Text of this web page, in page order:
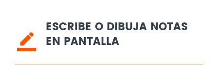
ESCRIBE O DIBUJA NOTAS
EN PANTALLA